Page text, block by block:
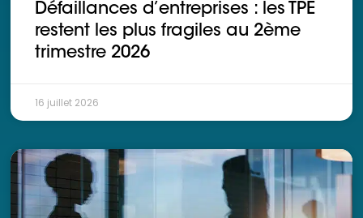
Ressources
Défaillances d’entreprises : les TPE
restent les plus fragiles au 2ème
trimestre 2026
16 juillet 2026